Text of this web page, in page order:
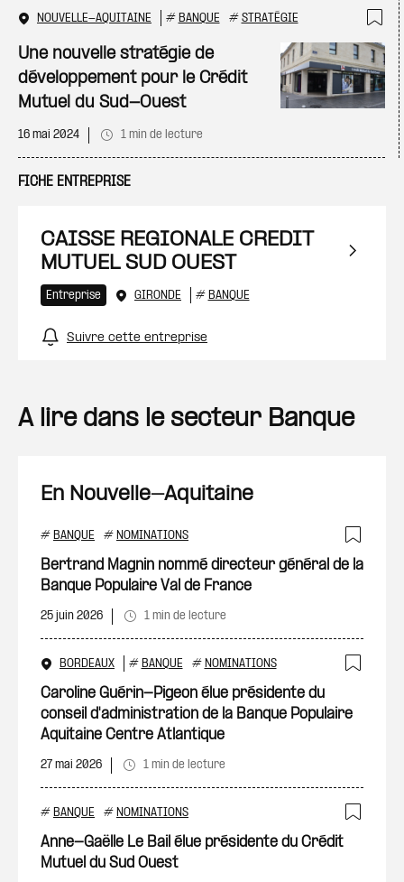
NOUVELLE-AQUITAINE # BANQUE # STRATÉGIE
Une nouvelle stratégie de
développement pour le Crédit
Mutuel du Sud-Ouest
16 mai 2024 1 min de lecture
FICHE ENTREPRISE
CAISSE REGIONALE CREDIT
MUTUEL SUD OUEST
Entreprise GIRONDE # BANQUE
Suivre cette entreprise
A lire dans le secteur Banque
En Nouvelle-Aquitaine
# BANQUE # NOMINATIONS
Bertrand Magnin nommé directeur général de la
Banque Populaire Val de France
25 juin 2026 1 min de lecture
BORDEAUX # BANQUE # NOMINATIONS
Caroline Guérin-Pigeon élue présidente du
conseil d'administration de la Banque Populaire
Aquitaine Centre Atlantique
27 mai 2026 1 min de lecture
# BANQUE # NOMINATIONS
Anne-Gaëlle Le Bail élue présidente du Crédit
Mutuel du Sud Ouest